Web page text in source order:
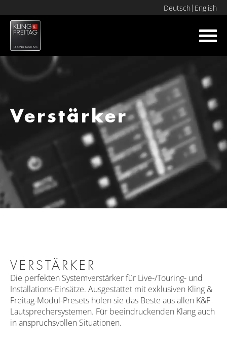
Deutsch English
Verstärker
VERSTÄRKER
Die perfekten Systemverstärker für Live-/Touring- und
Installations-Einsätze. Ausgestattet mit exklusiven Kling &
Freitag-Modul-Presets holen sie das Beste aus allen K&F
Lautsprechersystemen. Für beeindruckenden Klang auch
in anspruchsvollen Situationen.